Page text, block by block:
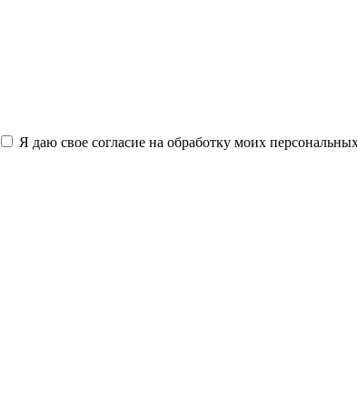
Я даю свое согласие на обработку моих